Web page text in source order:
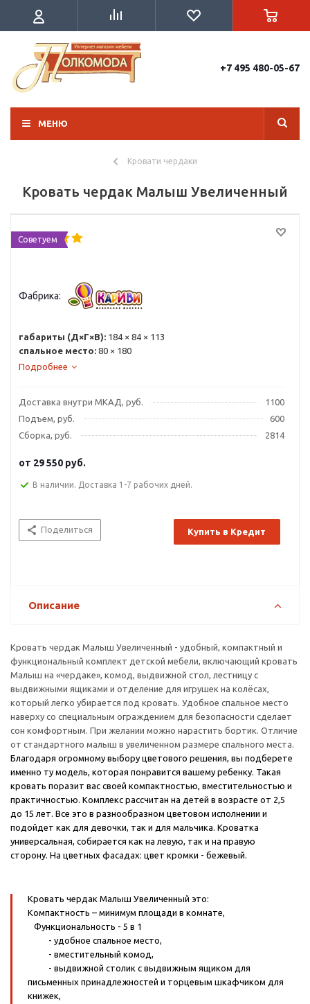
+7 495 480-05-67
МЕНЮ
Кровати чердаки
Кровать чердак Малыш Увеличенный
Советуем
Фабрика:
габариты (Д×Г×В): 184 × 84 × 113
спальное место: 80 × 180
Подробнее
Доставка внутри МКАД, руб.
1100
Подъем, руб.
600
Сборка, руб.
2814
от 29 550 руб.
В наличии. Доставка 1-7 рабочих дней.
Поделиться Купить в Кредит
Описание
Кровать чердак Малыш Увеличенный - удобный, компактный и
функциональный комплект детской мебели, включающий кровать
Малыш на «чердаке», комод, выдвижной стол, лестницу с
выдвижными ящиками и отделение для игрушек на колёсах,
который легко убирается под кровать. Удобное спальное место
наверху со специальным ограждением для безопасности сделает
сон комфортным. При желании можно нарастить бортик. Отличие
от стандартного малыш в увеличенном размере спального места.
Благодаря огромному выбору цветового решения, вы подберете
именно ту модель, которая понравится вашему ребенку. Такая
кровать поразит вас своей компактностью, вместительностью и
практичностью. Комплекс рассчитан на детей в возрасте от 2,5
до 15 лет. Все это в разнообразном цветовом исполнении и
подойдет как для девочки, так и для мальчика. Кроватка
универсальная, собирается как на левую, так и на правую
сторону. На цветных фасадах: цвет кромки - бежевый.
Кровать чердак Малыш Увеличенный это:
Компактность – минимум площади в комнате,
Функциональность - 5 в 1
- удобное спальное место,
- вместительный комод,
- выдвижной столик с выдвижным ящиком для
письменных принадлежностей и торцевым шкафчиком для
книжек,